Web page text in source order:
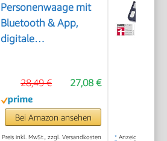
Personenwaage mit
Bluetooth & App,
digitale
Körperfett,
Muskelanteil,
Kalorienbedarf etc.,
XL-Display,
27,08 €
28,49 €
Bei Amazon ansehen
Preis inkl. MwSt., zzgl. Versandkosten * Anzeige